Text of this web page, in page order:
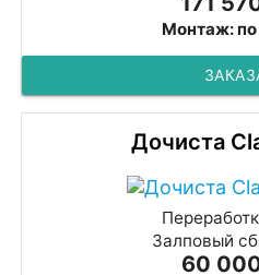
Монтаж: по
Дочиста
Залповый
60